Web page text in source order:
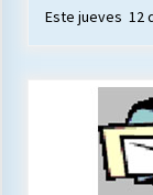
Este jueves 12